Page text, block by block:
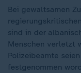
Bei gewaltsamen
sind in der
Menschen verletzt
Polizeibeamte
festgenommen